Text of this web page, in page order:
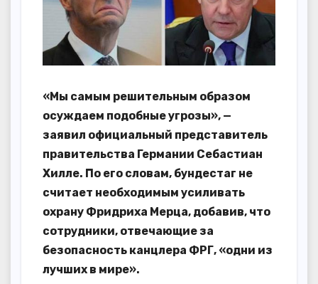
«Мы самым решительным образом
осуждаем подобные угрозы», —
заявил официальный представитель
правительства Германии Себастиан
Хилле. По его словам, бундестаг не
считает необходимым усиливать
охрану Фридриха Мерца, добавив, что
сотрудники, отвечающие за
безопасность канцлера ФРГ, «одни из
лучших в мире».